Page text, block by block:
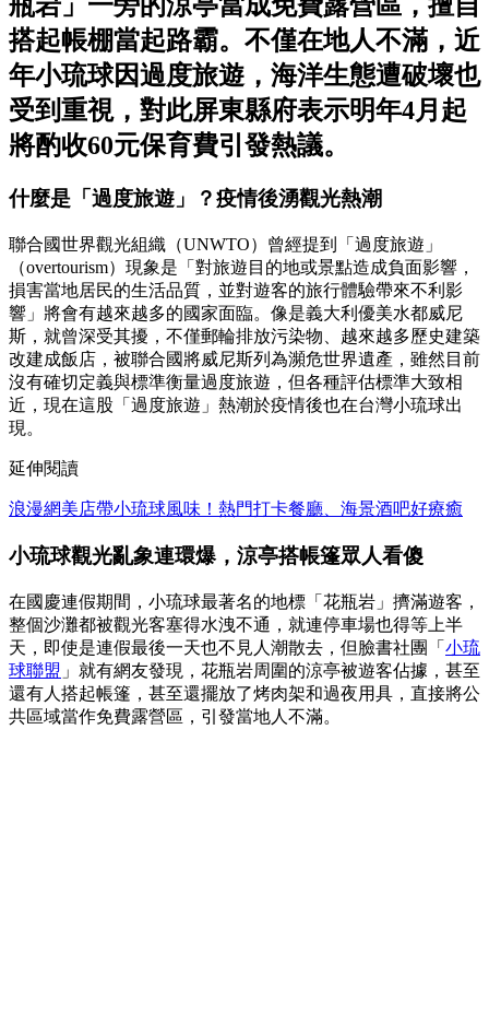
瓶岩」一旁的涼亭當成免費露營區，擅自
搭起帳棚當起路霸。不僅在地人不滿，近
年小琉球因過度旅遊，海洋生態遭破壞也
受到重視，對此屏東縣府表示明年4月起
將酌收60元保育費引發熱議。
什麼是「過度旅遊」？疫情後湧觀光熱潮
聯合國世界觀光組織（UNWTO）曾經提到「過度旅遊」
（overtourism）現象是「對旅遊目的地或景點造成負面影響，
損害當地居民的生活品質，並對遊客的旅行體驗帶來不利影
響」將會有越來越多的國家面臨。像是義大利優美水都威尼
斯，就曾深受其擾，不僅郵輪排放污染物、越來越多歷史建築
改建成飯店，被聯合國將威尼斯列為瀕危世界遺產，雖然目前
沒有確切定義與標準衡量過度旅遊，但各種評估標準大致相
近，現在這股「過度旅遊」熱潮於疫情後也在台灣小琉球出
現。
延伸閱讀
浪漫網美店帶小琉球風味！熱門打卡餐廳、海景酒吧好療癒
小琉球觀光亂象連環爆，涼亭搭帳篷眾人看傻
在國慶連假期間，小琉球最著名的地標「花瓶岩」擠滿遊客，
整個沙灘都被觀光客塞得水洩不通，就連停車場也得等上半
天，即使是連假最後一天也不見人潮散去，但臉書社團「 小琉
球聯盟 」就有網友發現，花瓶岩周圍的涼亭被遊客佔據，甚至
還有人搭起帳篷，甚至還擺放了烤肉架和過夜用具，直接將公
共區域當作免費露營區，引發當地人不滿。